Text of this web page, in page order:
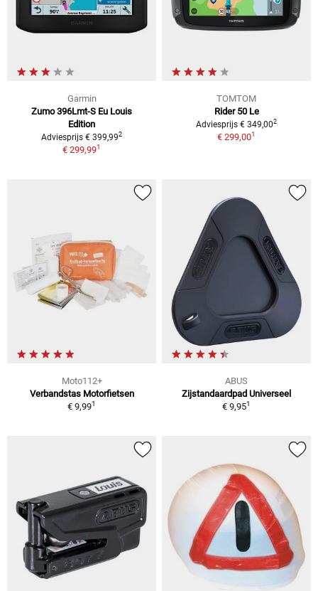
Garmin
Zumo 396Lmt-S Eu Louis
Edition
Adviesprijs € 399,992
€ 299,991
TOMTOM
Rider 50 Le
Adviesprijs € 349,002
€ 299,001
Moto112+
Verbandstas Motorfietsen
€ 9,991
ABUS
Zijstandaardpad Universeel
€ 9,951